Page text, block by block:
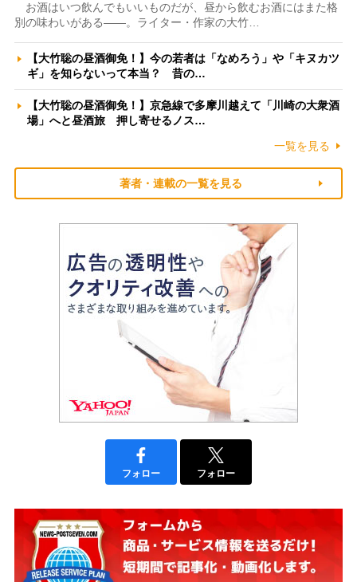
お酒はいつ飲んでもいいものだが、昼から飲むお酒にはまた格
別の味わいがある――。ライター・作家の大竹…
【大竹聡の昼酒御免！】今の若者は「なめろう」や「キヌカツ
ギ」を知らないって本当？ 昔の…
【大竹聡の昼酒御免！】京急線で多摩川越えて「川崎の大衆酒
場」へと昼酒旅 押し寄せるノス…
一覧を見る
著者・連載の一覧を見る
フォロー フォロー